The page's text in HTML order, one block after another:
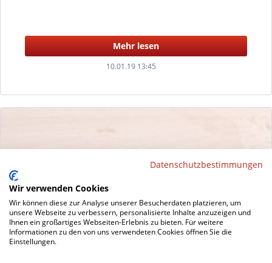
Mehr lesen
10.01.19 13:45
Kantrohrgleiter für Freischwinger: Jetzt in neuen Größen
erhältlich
Datenschutzbestimmungen
Wir verwenden Cookies
Wir können diese zur Analyse unserer Besucherdaten platzieren, um
unsere Webseite zu verbessern, personalisierte Inhalte anzuzeigen und
Ihnen ein großartiges Webseiten-Erlebnis zu bieten. Für weitere
Informationen zu den von uns verwendeten Cookies öffnen Sie die
Einstellungen.